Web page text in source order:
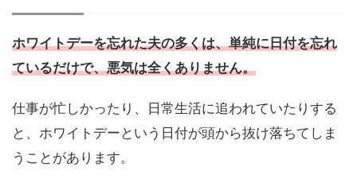
ホワイトデーを忘れた夫の多くは、単純に日付を忘れ
ているだけで、悪気は全くありません。
仕事が忙しかったり、日常生活に追われていたりする
と、ホワイトデーという日付が頭から抜け落ちてしま
うことがあります。